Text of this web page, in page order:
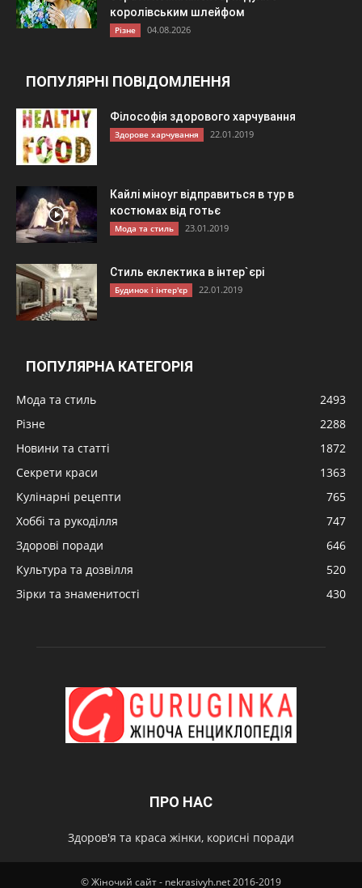
королівським шлейфом
Різне 04.08.2026
ПОПУЛЯРНІ ПОВІДОМЛЕННЯ
Філософія здорового харчування
Здорове харчування 22.01.2019
Кайлі міноуг відправиться в тур в
костюмах від готьє
Мода та стиль 23.01.2019
Стиль еклектика в інтер`єрі
Будинок і інтер'єр 22.01.2019
ПОПУЛЯРНА КАТЕГОРІЯ
Мода та стиль
2493
Різне
2288
Новини та статті
1872
Секрети краси
1363
Кулінарні рецепти
765
Хоббі та рукоділля
747
Здорові поради
646
Культура та дозвілля
520
Зірки та знаменитості
430
ПРО НАС
Здоров'я та краса жінки, корисні поради
© Жіночий сайт - nekrasivyh.net 2016-2019